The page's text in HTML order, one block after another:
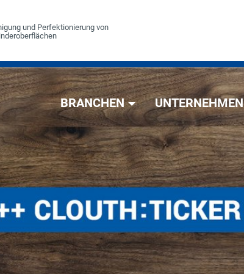
und Perfektionierung von
BRANCHEN UNTERNEHMEN